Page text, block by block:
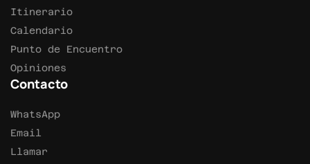
Itinerario
Calendario
Punto de Encuentro
Opiniones
Contacto
WhatsApp
Email
Llamar